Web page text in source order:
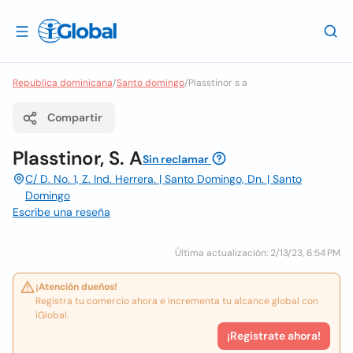
Republica dominicana/Santo domingo/Plasstinor s a
Compartir
Plasstinor, S. ASin reclamar
C/ D. No. 1, Z. Ind. Herrera. | Santo Domingo, Dn. | Santo
Domingo
Escribe una reseña
Última actualización: 2/13/23, 6:54 PM
¡Atención dueños!
Registra tu comercio ahora e incrementa tu alcance global con
iGlobal.
¡Registrate ahora!